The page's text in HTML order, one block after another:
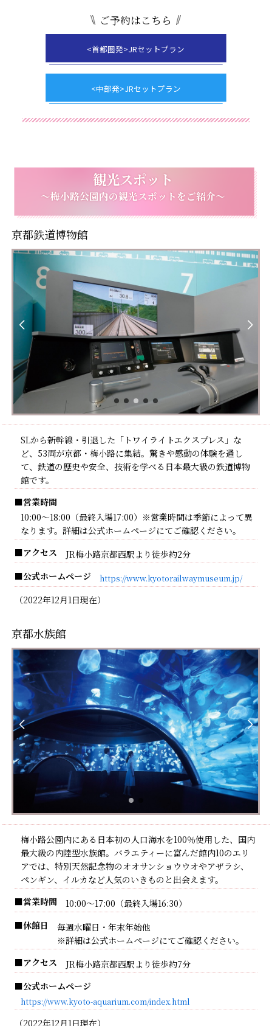
ご予約はこちら
<首都圏発>JRセットプラン
<中部発>JRセットプラン
観光スポット
～梅小路公園内の観光スポットをご紹介～
京都鉄道博物館
SLから新幹線・引退した「トワイライトエクスプレス」な
ど、53両が京都・梅小路に集結。驚きや感動の体験を通し
て、鉄道の歴史や安全、技術を学べる日本最大級の鉄道博物
館です。
■営業時間
10:00～18:00（最終入場17:00）※営業時間は季節によって異
なります。詳細は公式ホームページにてご確認ください。
■アクセス
JR梅小路京都西駅より徒歩約2分
■公式ホームページ
https://www.kyotorailwaymuseum.jp/
（2022年12月1日現在）
京都水族館
梅小路公園内にある日本初の人口海水を100％使用した、国内
最大級の内陸型水族館。バラエティーに富んだ館内10のエリ
アでは、特別天然記念物のオオサンショウウオやアザラシ、
ペンギン、イルカなど人気のいきものと出会えます。
■営業時間
10:00～17:00（最終入場16:30）
■休館日
毎週水曜日・年末年始他
※詳細は公式ホームページにてご確認ください。
■アクセス
JR梅小路京都西駅より徒歩約7分
■公式ホームページ
https://www.kyoto-aquarium.com/index.html